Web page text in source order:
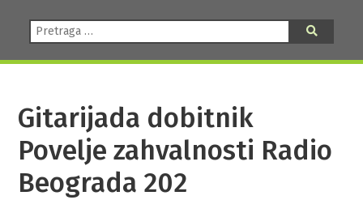
Pretraga:
Gitarijada dobitnik
Povelje zahvalnosti Radio
Beograda 202